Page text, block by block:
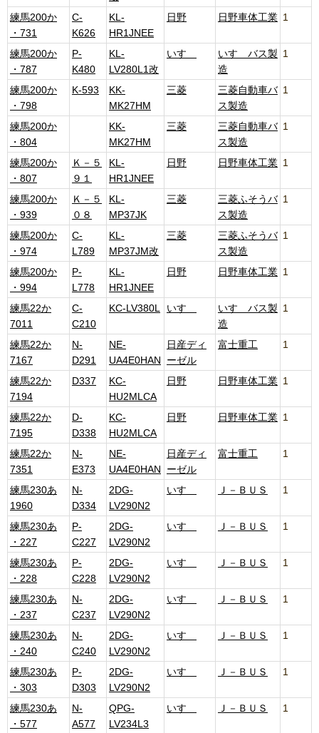
練馬200か
・731
C-
K626
KL-
HR1JNEE
日野 日野車体工業 1
練馬200か
・787
P-
K480
KL-
LV280L1改
いすゞ
いすゞバス製
造
1
練馬200か
・798
K-593
KK-
MK27HM
三菱
三菱自動車バ
ス製造
1
練馬200か
・804
KK-
MK27HM
三菱
三菱自動車バ
ス製造
1
練馬200か
・807
Ｋ－５
９１
KL-
HR1JNEE
日野 日野車体工業 1
練馬200か
・939
Ｋ－５
０８
KL-
MP37JK
三菱
三菱ふそうバ
ス製造
1
練馬200か
・974
C-
L789
KL-
MP37JM改
三菱
三菱ふそうバ
ス製造
1
練馬200か
・994
P-
L778
KL-
HR1JNEE
日野 日野車体工業 1
練馬22か
7011
C-
C210
KC-LV380L いすゞ
いすゞバス製
造
1
練馬22か
7167
N-
D291
NE-
UA4E0HAN
日産ディ
ーゼル
富士重工 1
練馬22か
7194
D337
KC-
HU2MLCA
日野 日野車体工業 1
練馬22か
7195
D-
D338
KC-
HU2MLCA
日野 日野車体工業 1
練馬22か
7351
N-
E373
NE-
UA4E0HAN
日産ディ
ーゼル
富士重工 1
練馬230あ
1960
N-
D334
2DG-
LV290N2
いすゞ Ｊ－ＢＵＳ 1
練馬230あ
・227
P-
C227
2DG-
LV290N2
いすゞ Ｊ－ＢＵＳ 1
練馬230あ
・228
P-
C228
2DG-
LV290N2
いすゞ Ｊ－ＢＵＳ 1
練馬230あ
・237
N-
C237
2DG-
LV290N2
いすゞ Ｊ－ＢＵＳ 1
練馬230あ
・240
N-
C240
2DG-
LV290N2
いすゞ Ｊ－ＢＵＳ 1
練馬230あ
・303
P-
D303
2DG-
LV290N2
いすゞ Ｊ－ＢＵＳ 1
練馬230あ
・577
N-
A577
QPG-
LV234L3
いすゞ Ｊ－ＢＵＳ 1